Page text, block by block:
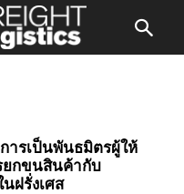
ารเป็นพันธมิตรผู้ให้
ยกขนสินค้ากับ
ฝรั่งเศส